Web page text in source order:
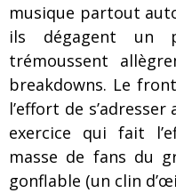
musique partout
ils dégagent un
trémoussent
breakdowns. Le
l’effort de
exercice qui fait
masse de fans du
gonflable (un clin